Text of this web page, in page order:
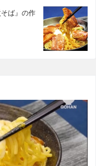
ば』の作